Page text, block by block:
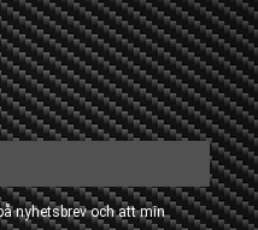
nyhetsbrev och att min